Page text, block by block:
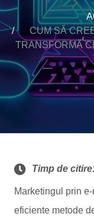
CUM SĂ
TRANSFORMĂ
Timp de
Marketingul prin
eficiente metode